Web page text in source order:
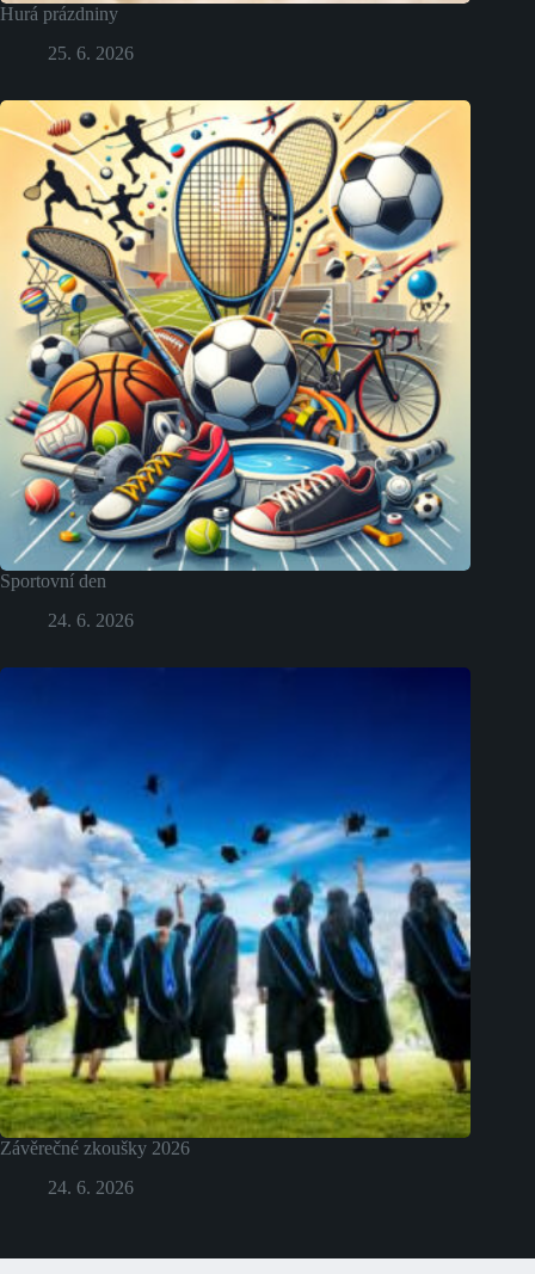
Hurá prázdniny
25. 6. 2026
Sportovní den
24. 6. 2026
Závěrečné zkoušky 2026
24. 6. 2026